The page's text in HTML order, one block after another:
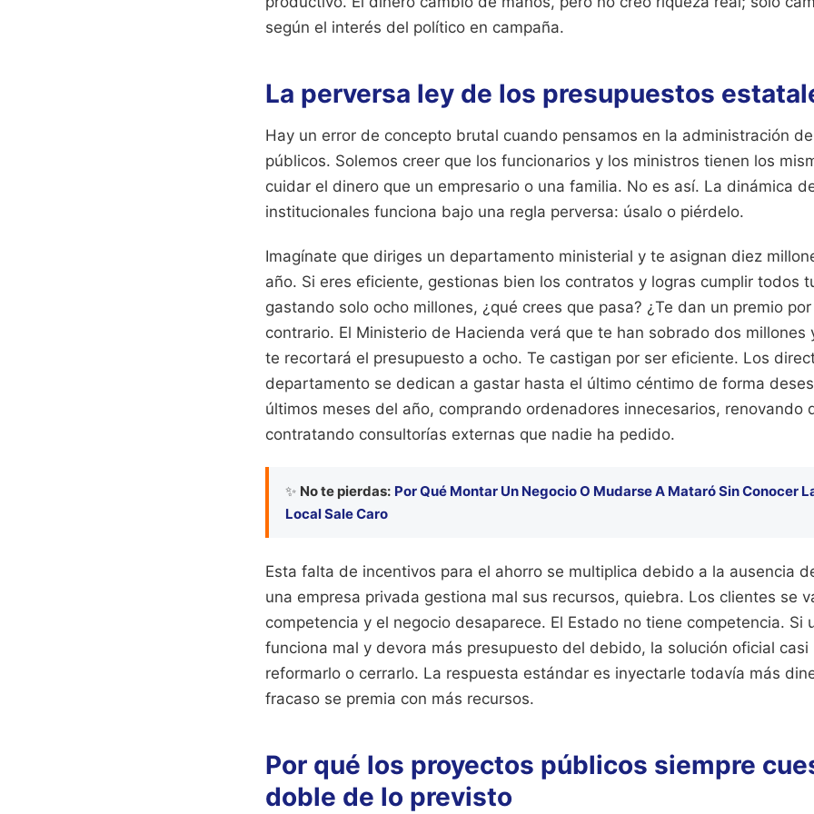
según el interés del político en campaña.
La perversa ley de los presupuestos
Hay un error de concepto brutal cuando pensamos en la administración
públicos. Solemos creer que los funcionarios y los ministros tienen los
cuidar el dinero que un empresario o una familia. No es así. La dinámica
institucionales funciona bajo una regla perversa: úsalo o piérdelo.
Imagínate que diriges un departamento ministerial y te asignan diez
año. Si eres eficiente, gestionas bien los contratos y logras cumplir todos
gastando solo ocho millones, ¿qué crees que pasa? ¿Te dan un premio
contrario. El Ministerio de Hacienda verá que te han sobrado dos millones
te recortará el presupuesto a ocho. Te castigan por ser eficiente. Los
departamento se dedican a gastar hasta el último céntimo de forma
últimos meses del año, comprando ordenadores innecesarios, renovando
contratando consultorías externas que nadie ha pedido.
✨ No te pierdas: Por Qué Montar Un Negocio O Mudarse A Mataró Sin Conocer
Local Sale Caro
Esta falta de incentivos para el ahorro se multiplica debido a la ausencia
una empresa privada gestiona mal sus recursos, quiebra. Los clientes se
competencia y el negocio desaparece. El Estado no tiene competencia. Si
funciona mal y devora más presupuesto del debido, la solución oficial casi
reformarlo o cerrarlo. La respuesta estándar es inyectarle todavía más
fracaso se premia con más recursos.
Por qué los proyectos públicos siempre
doble de lo previsto